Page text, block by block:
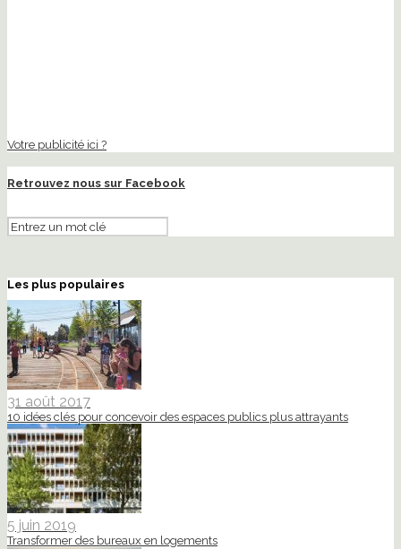
Votre publicité ici ?
Retrouvez nous sur Facebook
Les plus populaires
31 août 2017
10 idées clés pour concevoir des espaces publics plus attrayants
5 juin 2019
Transformer des bureaux en logements